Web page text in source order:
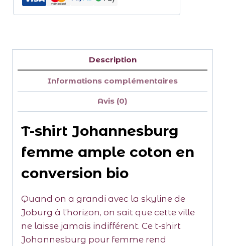
Description
Informations complémentaires
Avis (0)
T-shirt Johannesburg
femme ample coton en
conversion bio
Quand on a grandi avec la skyline de
Joburg à l’horizon, on sait que cette ville
ne laisse jamais indifférent. Ce t-shirt
Johannesburg pour femme rend